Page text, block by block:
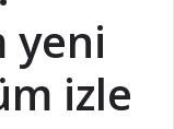
yeni
izle